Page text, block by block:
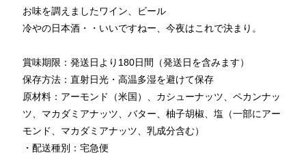
お味を調えましたワイン、ビール
冷やの日本酒・・いいですねー、今夜はこれで決まり。
賞味期限：発送日より180日間（発送日を含みます）
保存方法：直射日光・高温多湿を避けて保存
原材料：アーモンド（米国）、カシューナッツ、ペカンナッ
ツ、マカダミアナッツ、バター、柚子胡椒、塩（一部にアー
モンド、マカダミアナッツ、乳成分含む）
・配送種別：宅急便